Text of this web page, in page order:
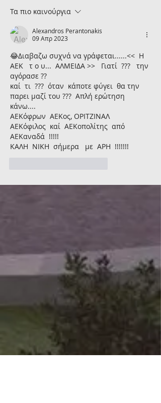
περιμένω να ζήσω
επίσημο ματς με τον
κόσμο εδώ»
Τα πιο καινούργια
Alexandros Perantonakis
09 Απρ 2023
😂Διαβαζω συχνά να γράφεται......<<  Η
ΑΕΚ   τ ο υ...  ΑΛΜΕΙΔΑ >>   Γιατί  ???   την
αγόρασε ??
καί  τι  ???  όταν  κάποτε φύγει  θα την
παρει μαζί του ???  Απλή ερώτηση
κάνω....
ΑΕΚόφρων  ΑΕΚος, ΟΡΙΤΖΙΝΑΛ
ΑΕΚόφιλος  καί  ΑΕΚοπολίτης  από
ΑΕΚαναδά  !!!!!
ΚΑΛΗ  ΝΙΚΗ  σήμερα   με  ΑΡΗ  !!!!!!!